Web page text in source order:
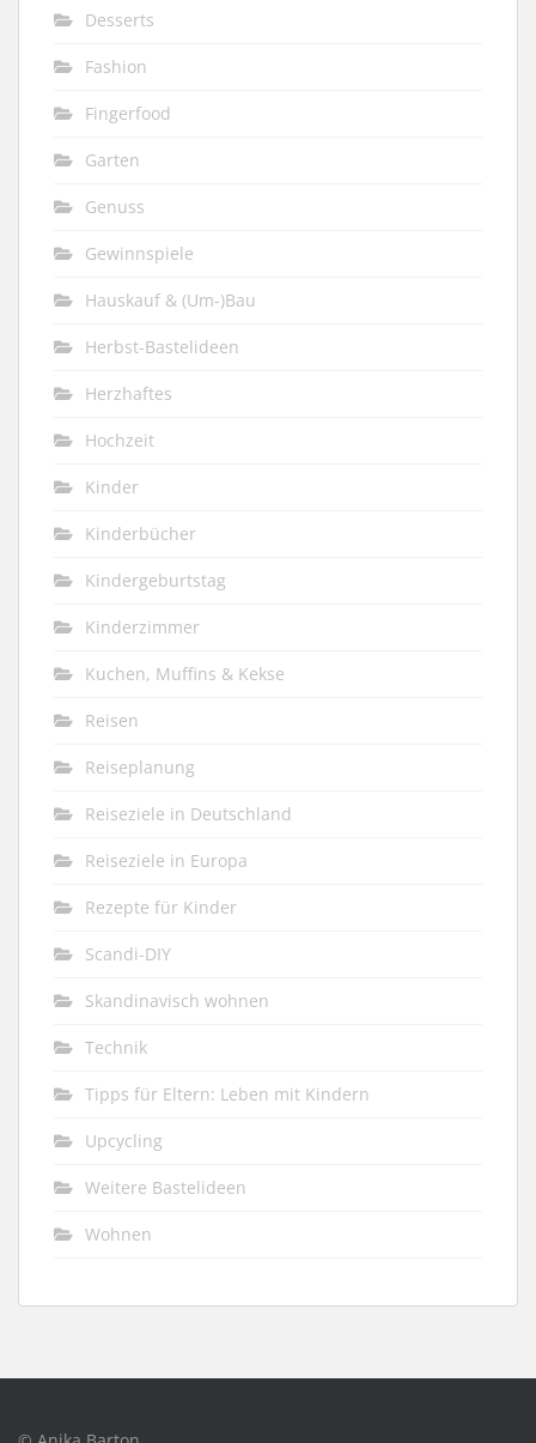
Desserts
Fashion
Fingerfood
Garten
Genuss
Gewinnspiele
Hauskauf & (Um-)Bau
Herbst-Bastelideen
Herzhaftes
Hochzeit
Kinder
Kinderbücher
Kindergeburtstag
Kinderzimmer
Kuchen, Muffins & Kekse
Reisen
Reiseplanung
Reiseziele in Deutschland
Reiseziele in Europa
Rezepte für Kinder
Scandi-DIY
Skandinavisch wohnen
Technik
Tipps für Eltern: Leben mit Kindern
Upcycling
Weitere Bastelideen
Wohnen